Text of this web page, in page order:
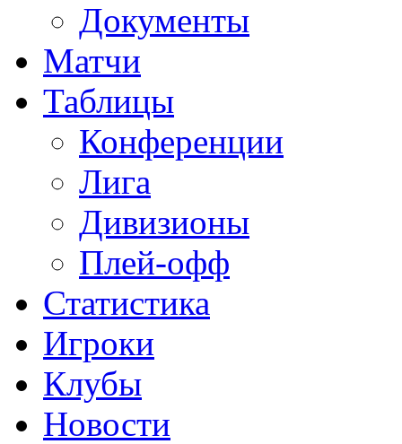
Документы
Матчи
Таблицы
Конференции
Лига
Дивизионы
Плей-офф
Статистика
Игроки
Клубы
Новости